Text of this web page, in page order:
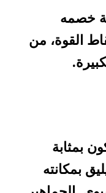
خصمه
القوة، من
بمثابة
بمكانته